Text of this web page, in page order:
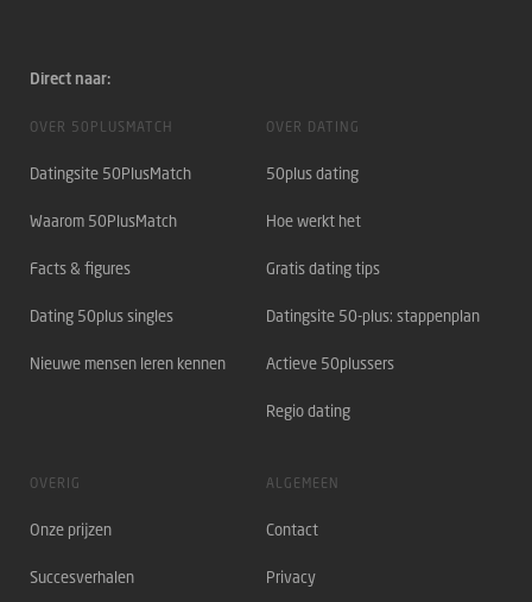
Direct naar:
OVER 50PLUSMATCH
Datingsite 50PlusMatch
Waarom 50PlusMatch
Facts & figures
Dating 50plus singles
Nieuwe mensen leren kennen
OVER DATING
50plus dating
Hoe werkt het
Gratis dating tips
Datingsite 50-plus: stappenplan
Actieve 50plussers
Regio dating
OVERIG
Onze prijzen
Succesverhalen
ALGEMEEN
Contact
Privacy